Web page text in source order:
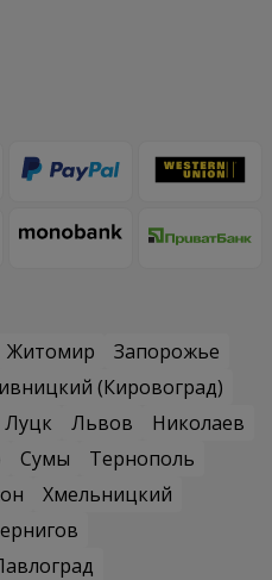
Житомир
Запорожье
(Кировоград)
Луцк Львов
Николаев
Сумы
Тернополь
Хмельницкий